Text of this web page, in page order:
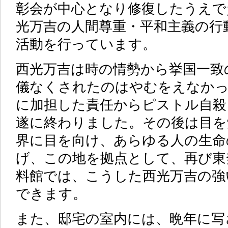
彰会が中心となり修復したうえ
光万吉の人間尊重・平和主義の
活動を行っています。
西光万吉は時の情勢から挙国一
儀なくされたのはやむをえなか
に加担した責任からピストル自
遂に終わりました。その後は目
界に目を向け、あらゆる人の生
げ、この地を拠点として、再び
料館では、こうした西光万吉の
できます。
また、邸宅の室内には、晩年に